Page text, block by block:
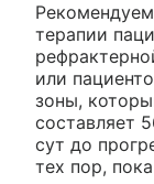
терапии
или
зоны,
составляет
сут до
тех пор,